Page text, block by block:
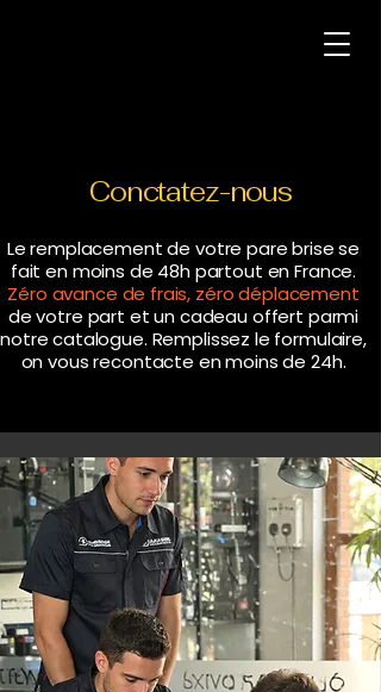
Conctatez-nous
Le remplacement de votre pare brise se
fait en moins de 48h partout en France.
Zéro avance de frais, zéro déplacement
de votre part et un cadeau offert parmi
notre catalogue. Remplissez le formulaire,
on vous recontacte en moins de 24h.